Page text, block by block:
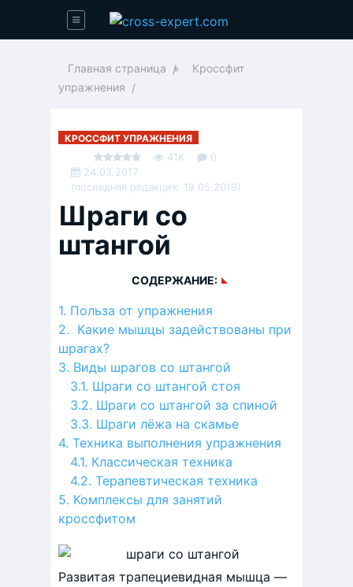
Главная страница »
Кроссфит
упражнения
КРОССФИТ УПРАЖНЕНИЯ
41K
0
24.03.2017
(последняя редакция: 19.05.2019)
Шраги со
штангой
СОДЕРЖАНИЕ:
Польза от упражнения
Какие мышцы задействованы при
шрагах?
Виды шрагов со штангой
Шраги со штангой стоя
Шраги со штангой за спиной
Шраги лёжа на скамье
Техника выполнения упражнения
Классическая техника
Терапевтическая техника
Комплексы для занятий
кроссфитом
Развитая трапециевидная мышца —